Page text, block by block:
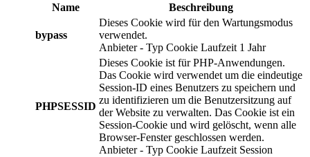
Name
Beschreibung
bypass
Dieses Cookie wird für den Wartungsmodus
verwendet.
Anbieter - Typ Cookie Laufzeit 1 Jahr
PHPSESSID
Dieses Cookie ist für PHP-Anwendungen.
Das Cookie wird verwendet um die eindeutige
Session-ID eines Benutzers zu speichern und
zu identifizieren um die Benutzersitzung auf
der Website zu verwalten. Das Cookie ist ein
Session-Cookie und wird gelöscht, wenn alle
Browser-Fenster geschlossen werden.
Anbieter - Typ Cookie Laufzeit Session